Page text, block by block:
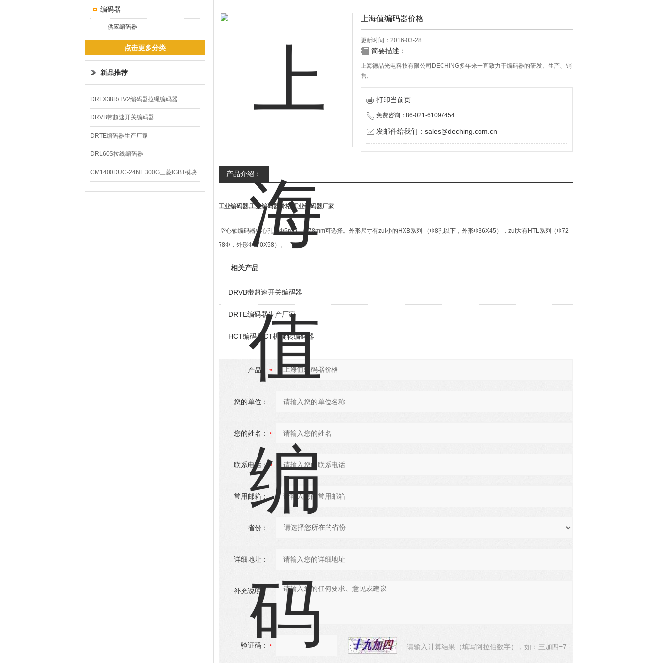
编码器
供应编码器
点击更多分类
新品推荐
DRLX38R/TV2编码器拉绳编码器
DRVB带超速开关编码器
DRTE编码器生产厂家
DRL60S拉线编码器
CM1400DUC-24NF 300G三菱IGBT模块
上海值编码器价格
更新时间：2016-03-28
简要描述：
上海德晶光电科技有限公司DECHING多年来一直致力于编码器的研发、生产、销
售。
打印当前页
免费咨询：86-021-61097454
发邮件给我们：sales@deching.com.cn
产品介绍：
工业编码器,工业编码器价格,工业编码器厂家
空心轴编码器中心孔从Φ5mm—Φ78mm可选择。外形尺寸有zui小的HXB系列 （Φ8孔以下，外形Φ36X45），zui大有HTL系列（Φ72-
78Φ，外形Φ170X58）。
相关产品
DRVB带超速开关编码器
DRTE编码器生产厂家
HCT编码器CT机旋转编码器
产品：
您的单位：
您的姓名：
联系电话：
常用邮箱：
省份：
详细地址：
补充说明：
验证码： 请输入计算结果（填写阿拉伯数字），如：三加四=7